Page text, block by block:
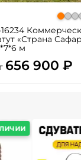
«Страна
м
656 900 ₽